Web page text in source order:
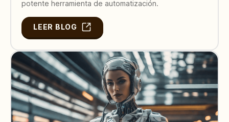
potente herramienta de automatización.
LEER BLOG